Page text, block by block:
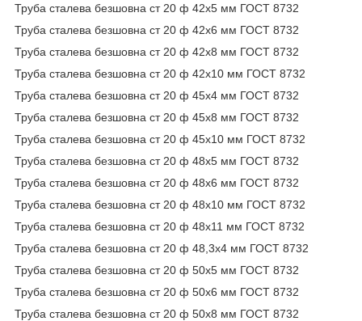
Труба сталева безшовна ст 20 ф 42х5 мм ГОСТ 8732
Труба сталева безшовна ст 20 ф 42х6 мм ГОСТ 8732
Труба сталева безшовна ст 20 ф 42х8 мм ГОСТ 8732
Труба сталева безшовна ст 20 ф 42х10 мм ГОСТ 8732
Труба сталева безшовна ст 20 ф 45х4 мм ГОСТ 8732
Труба сталева безшовна ст 20 ф 45х8 мм ГОСТ 8732
Труба сталева безшовна ст 20 ф 45х10 мм ГОСТ 8732
Труба сталева безшовна ст 20 ф 48х5 мм ГОСТ 8732
Труба сталева безшовна ст 20 ф 48х6 мм ГОСТ 8732
Труба сталева безшовна ст 20 ф 48х10 мм ГОСТ 8732
Труба сталева безшовна ст 20 ф 48х11 мм ГОСТ 8732
Труба сталева безшовна ст 20 ф 48,3х4 мм ГОСТ 8732
Труба сталева безшовна ст 20 ф 50х5 мм ГОСТ 8732
Труба сталева безшовна ст 20 ф 50х6 мм ГОСТ 8732
Труба сталева безшовна ст 20 ф 50х8 мм ГОСТ 8732